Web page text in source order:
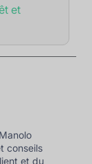
et
conseils
et du